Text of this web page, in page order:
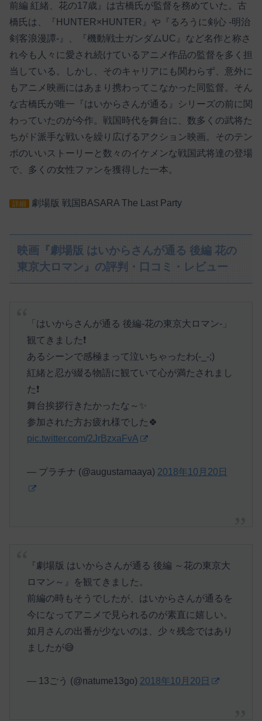
前編 紅緒、花の17歳』は古橋氏が監督を務めていた。古
橋氏は、『HUNTER×HUNTER』や『るろうに剣心 -明治
剣客浪漫譚-』、『機動戦士ガンダムUC』など名作と称さ
れ今も人々に愛され続けているアニメ作品の監督を多く担
当している。しかし、そのキャリアにも関わらず、意外に
もアニメ映画にはあまり携わってこなかった同監督。そん
な古橋氏が唯一『はいからさんが通る』シリーズの前に関
わっていたのが今作。戦国時代を舞台に、数多くの武将た
ちがド派手な戦いを繰り広げるアクション映画。そのテン
ポのいいストーリーと数々のイケメンな戦国武将達の登場
で、多くの女性ファンを獲得した一本。
詳細 劇場版 戦国BASARA The Last Party
映画『劇場版 はいからさんが通る 後編 花の
東京大ロマン』の評判・口コミ・レビュー
「はいからさんが通る 後編-花の東京大ロマン-」
観てきました❗
あるシーンで感極まって泣いちゃったわ(-_-;)
紅緒と忍が綴る物語に観ていて心が満たされまし
た❗
舞台挨拶行きたかったな～✨
参加された方お疲れ様でした🍀
pic.twitter.com/2JrBzxaFvA
— プラチナ (@augustamaaya) 2018年10月20日
『劇場版 はいからさんが通る 後編 ～花の東京大
ロマン～』を観てきました。
前編の時もそうでしたが、はいからさんが通るを
今になってアニメで見られるのが素直に嬉しい。
如月さんの出番が少ないのは、少々残念ではあり
ましたが😅
— 13ごう (@natume13go) 2018年10月20日